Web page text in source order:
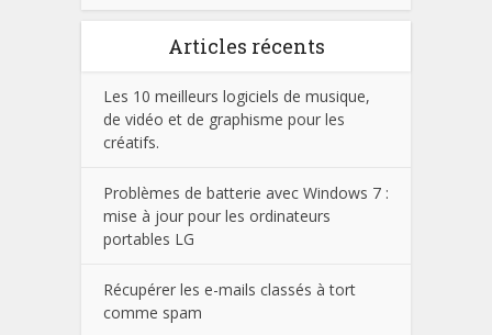
Articles récents
Les 10 meilleurs logiciels de musique,
de vidéo et de graphisme pour les
créatifs.
Problèmes de batterie avec Windows 7 :
mise à jour pour les ordinateurs
portables LG
Récupérer les e-mails classés à tort
comme spam